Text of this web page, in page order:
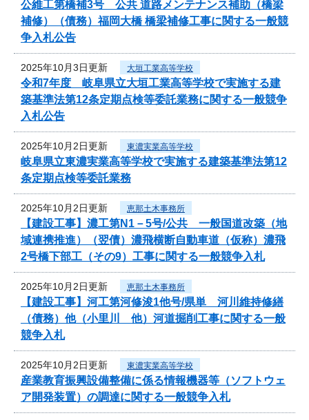
公維工第橋補3号 公共 道路メンテナンス補助（橋梁
補修）（債務）福岡大橋 橋梁補修工事に関する一般競
争入札公告
2025年10月3日更新 大垣工業高等学校
令和7年度 岐阜県立大垣工業高等学校で実施する建
築基準法第12条定期点検等委託業務に関する一般競争
入札公告
2025年10月2日更新 東濃実業高等学校
岐阜県立東濃実業高等学校で実施する建築基準法第12
条定期点検等委託業務
2025年10月2日更新 恵那土木事務所
【建設工事】濃工第N1－5号/公共 一般国道改築（地
域連携推進）（翌債）濃飛横断自動車道（仮称）濃飛
2号橋下部工（その9）工事に関する一般競争入札
2025年10月2日更新 恵那土木事務所
【建設工事】河工第河修浚1他号/県単 河川維持修繕
（債務）他（小里川 他）河道掘削工事に関する一般
競争入札
2025年10月2日更新 東濃実業高等学校
産業教育振興設備整備に係る情報機器等（ソフトウェ
ア開発装置）の調達に関する一般競争入札